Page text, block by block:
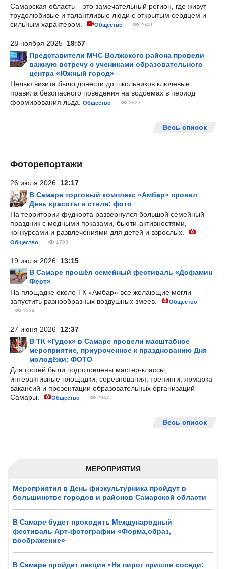
МЕРОПРИЯТИЯ
Мероприятия в День физкультурника пройдут в
большинстве городов и районов Самарской области
В Самаре будет проходить Международный
фестиваль Арт-фотографии «Форма,образ,
воображение»
В Самаре пройдет лекция «На пирог пришли соседи:
Самарская область – это замечательный регион, где живут
трудолюбивые и талантливые люди с открытым сердцем и
сильным характером.
Общество 2649
28 ноября 2025 19:57
Представители МЧС Волжского района провели
важную встречу с учениками образовательного
центра «Южный город»
Целью визита было донести до школьников ключевые
правила безопасного поведения на водоемах в период
формирования льда.
Общество 2823
Весь список
Фоторепортажи
26 июля 2026 12:17
В Самаре торговый комплекс «Амбар» провел
День красоты и стиля: фото
На территории фудкорта развернулся большой семейный
праздник с модными показами, бьюти-активностями,
конкурсами и развлечениями для детей и взрослых.
Общество 1703
19 июля 2026 13:15
В Самаре прошёл семейный фестиваль «Дофамин
Фест»
На площадке около ТК «Амбар» все желающие могли
запустить разнообразных воздушных змеев.
Общество
1224
27 июня 2026 12:37
В ТК «Гудок» в Самаре провели масштабное
мероприятие, приуроченное к празднованию Дня
молодёжи: ФОТО
Для гостей были подготовлены мастер-классы,
интерактивные площадки, соревнования, тренинги, ярмарка
вакансий и презентации образовательных организаций
Самары.
Общество 2947
Весь список